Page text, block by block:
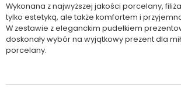
Wykonana z najwyższej jakości porcelany,
tylko estetyką, ale także komfortem i
W zestawie z eleganckim pudełkiem
doskonały wybór na wyjątkowy prezent dla
porcelany.